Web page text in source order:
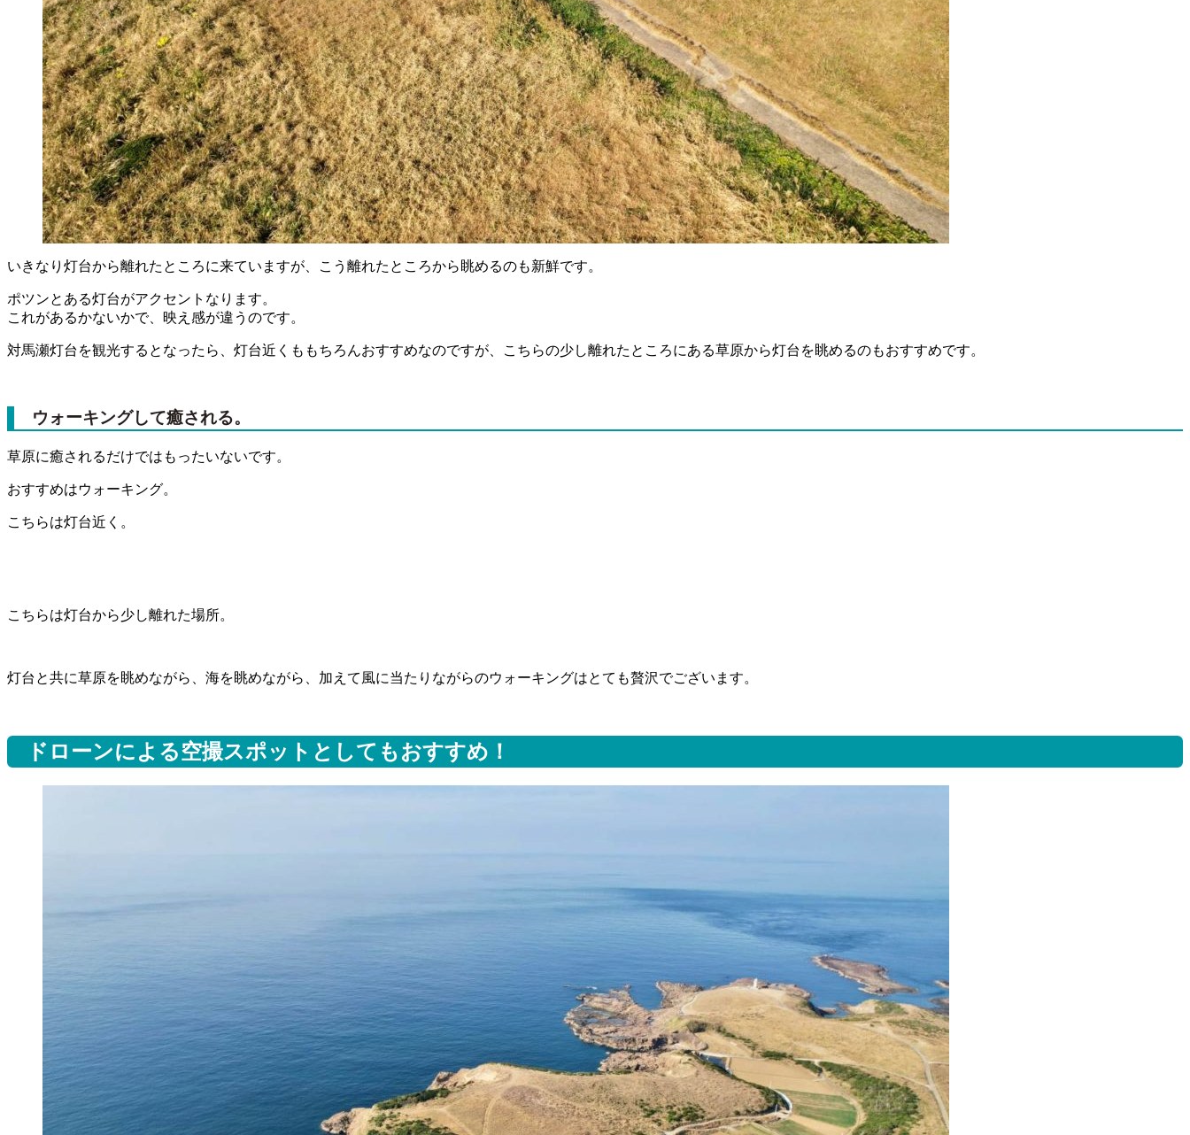
いきなり灯台から離れたところに来ていますが、こう離れたところから眺めるのも新鮮です。
ポツンとある灯台がアクセントなります。
これがあるかないかで、映え感が違うのです。
対馬瀬灯台を観光するとなったら、灯台近くももちろんおすすめなのですが、こちらの少し離れたところにある草原から灯台を眺めるのもおすすめです。
ウォーキングして癒される。
草原に癒されるだけではもったいないです。
おすすめはウォーキング。
こちらは灯台近く。
こちらは灯台から少し離れた場所。
灯台と共に草原を眺めながら、海を眺めながら、加えて風に当たりながらのウォーキングはとても贅沢でございます。
ドローンによる空撮スポットとしてもおすすめ！